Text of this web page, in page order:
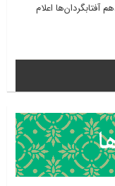
آفتابگردان‌ها اعلام